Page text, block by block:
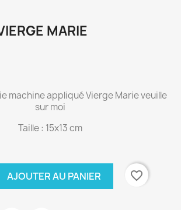
MARIE
machine appliqué Vierge Marie veuille
sur moi
Taille : 15x13 cm
AJOUTER AU PANIER favorite_border